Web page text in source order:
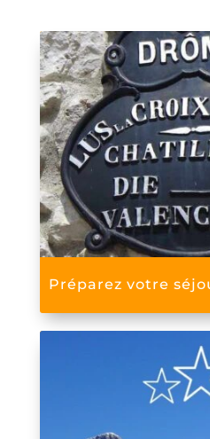
Préparez votre